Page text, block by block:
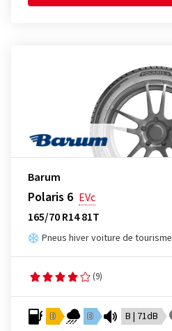
Barum
Polaris 6 EVc
165/70 R14 81T
Pneus hiver voiture de tourisme
(9)
D D B | 71dB